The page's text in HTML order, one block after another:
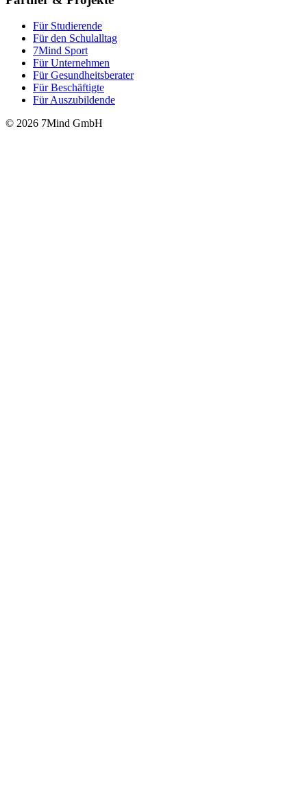
Für Stu­die­rende
Für den Schulalltag
7Mind Sport
Für Unter­neh­men
Für Gesund­heits­be­ra­ter
Für Beschäftigte
Für Auszubildende
© 2026 7Mind GmbH